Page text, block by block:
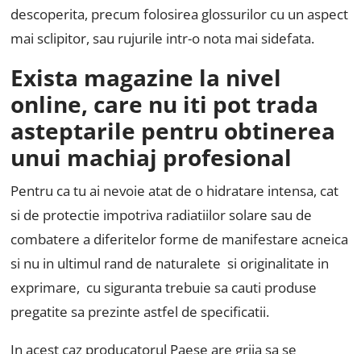
descoperita, precum folosirea glossurilor cu un aspect
mai sclipitor, sau rujurile intr-o nota mai sidefata.
Exista magazine la nivel
online, care nu iti pot trada
asteptarile pentru obtinerea
unui machiaj profesional
Pentru ca tu ai nevoie atat de o hidratare intensa, cat
si de protectie impotriva radiatiilor solare sau de
combatere a diferitelor forme de manifestare acneica
si nu in ultimul rand de naturalete si originalitate in
exprimare, cu siguranta trebuie sa cauti produse
pregatite sa prezinte astfel de specificatii.
In acest caz producatorul Paese are grija sa se